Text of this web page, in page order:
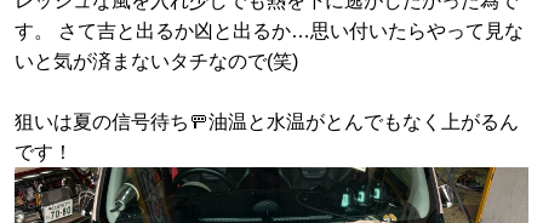
す。 さて吉と出るか凶と出るか…思い付いたらやって見な
いと気が済まないタチなので(笑)
狙いは夏の信号待ち🚥油温と水温がとんでもなく上がるん
です！